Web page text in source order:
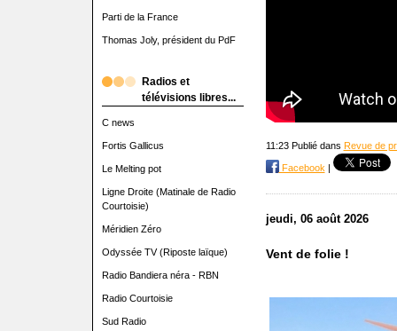
Parti de la France
Thomas Joly, président du PdF
Radios et
télévisions libres...
C news
Fortis Gallicus
Le Melting pot
Ligne Droite (Matinale de Radio
Courtoisie)
Méridien Zéro
Odyssée TV (Riposte laïque)
Radio Bandiera néra - RBN
Radio Courtoisie
Sud Radio
11:23 Publié dans Revue de
Facebook
jeudi, 06 août 2026
Vent de folie !